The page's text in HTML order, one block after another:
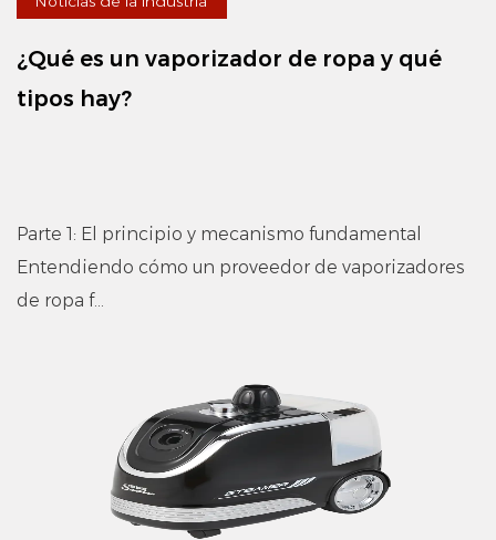
¿Qué es un vaporizador de ropa y qué
tipos hay?
Parte 1: El principio y mecanismo fundamental
Entendiendo cómo un proveedor de vaporizadores
de ropa f...